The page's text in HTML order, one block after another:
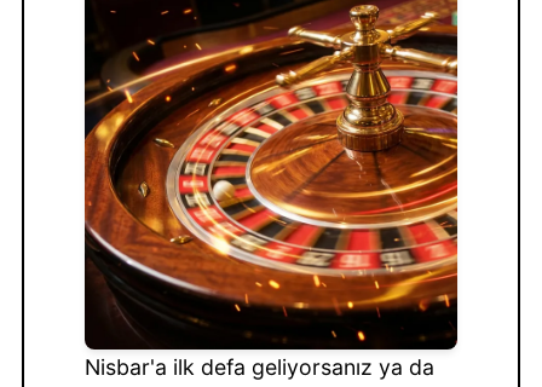
Nisbar'a ilk defa geliyorsanız ya da